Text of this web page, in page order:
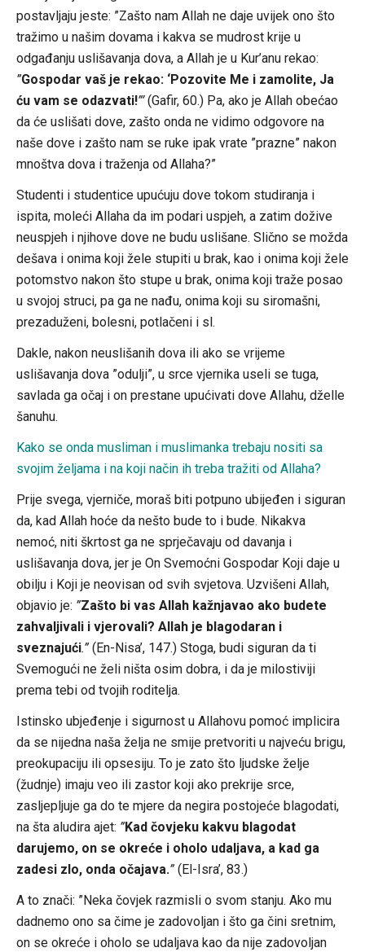
postavljaju jeste: ”Zašto nam Allah ne daje uvijek ono što
tražimo u našim dovama i kakva se mudrost krije u
odgađanju uslišavanja dova, a Allah je u Kur’anu rekao:
”Gospodar vaš je rekao: ‘Pozovite Me i zamolite, Ja
ću vam se odazvati!”’(Gafir, 60.) Pa, ako je Allah obećao
da će uslišati dove, zašto onda ne vidimo odgovore na
naše dove i zašto nam se ruke ipak vrate ”prazne” nakon
mnoštva dova i traženja od Allaha?”
Studenti i studentice upućuju dove tokom studiranja i
ispita, moleći Allaha da im podari uspjeh, a zatim dožive
neuspjeh i njihove dove ne budu uslišane. Slično se možda
dešava i onima koji žele stupiti u brak, kao i onima koji žele
potomstvo nakon što stupe u brak, onima koji traže posao
u svojoj struci, pa ga ne nađu, onima koji su siromašni,
prezaduženi, bolesni, potlačeni i sl.
Dakle, nakon neuslišanih dova ili ako se vrijeme
uslišavanja dova ”odulji”, u srce vjernika useli se tuga,
savlada ga očaj i on prestane upućivati dove Allahu, dželle
šanuhu.
Kako se onda musliman i muslimanka trebaju nositi sa
svojim željama i na koji način ih treba tražiti od Allaha?
Prije svega, vjerniče, moraš biti potpuno ubijeđen i siguran
da, kad Allah hoće da nešto bude to i bude. Nikakva
nemoć, niti škrtost ga ne sprječavaju od davanja i
uslišavanja dova, jer je On Svemoćni Gospodar Koji daje u
obilju i Koji je neovisan od svih svjetova. Uzvišeni Allah,
objavio je: ”Zašto bi vas Allah kažnjavao ako budete
zahvaljivali i vjerovali? Allah je blagodaran i
sveznajući.”(En-Nisa’, 147.) Stoga, budi siguran da ti
Svemogući ne želi ništa osim dobra, i da je milostiviji
prema tebi od tvojih roditelja.
Istinsko ubjeđenje i sigurnost u Allahovu pomoć implicira
da se nijedna naša želja ne smije pretvoriti u najveću brigu,
preokupaciju ili opsesiju. To je zato što ljudske želje
(žudnje) imaju veo ili zastor koji ako prekrije srce,
zasljepljuje ga do te mjere da negira postojeće blagodati,
na šta aludira ajet: ”Kad čovjeku kakvu blagodat
darujemo, on se okreće i oholo udaljava, a kad ga
zadesi zlo, onda očajava.”(El-Isra’, 83.)
A to znači: ”Neka čovjek razmisli o svom stanju. Ako mu
dadnemo ono sa čime je zadovoljan i što ga čini sretnim,
on se okreće i oholo se udaljava kao da nije zadovoljan